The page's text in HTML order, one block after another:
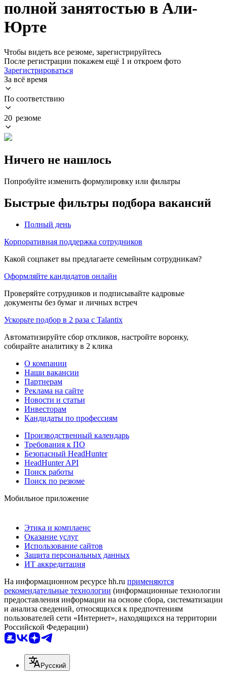
полной занятостью в Али-
Юрте
Чтобы видеть все резюме, зарегистрируйтесь
После регистрации покажем ещё 1 и откроем фото
Зарегистрироваться
За всё время
По соответствию
20 резюме
Ничего не нашлось
Попробуйте изменить формулировку или фильтры
Быстрые фильтры подбора вакансий
Полный день
Корпоративная поддержка сотрудников
Какой соцпакет вы предлагаете семейным сотрудникам?
Оформляйте кандидатов онлайн
Проверяйте сотрудников и подписывайте кадровые
документы без бумаг и личных встреч
Ускорьте подбор в 2 раза с Talantix
Автоматизируйте сбор откликов, настройте воронку,
собирайте аналитику в 2 клика
О компании
Наши вакансии
Партнерам
Реклама на сайте
Новости и статьи
Инвесторам
Кандидаты по профессиям
Производственный календарь
Требования к ПО
Безопасный HeadHunter
HeadHunter API
Поиск работы
Поиск по резюме
Мобильное приложение
Этика и комплаенс
Оказание услуг
Использование сайтов
Защита персональных данных
ИТ аккредитация
На информационном ресурсе hh.ru применяются
рекомендательные технологии (информационные технологии
предоставления информации на основе сбора, систематизации
и анализа сведений, относящихся к предпочтениям
пользователей сети «Интернет», находящихся на территории
Российской Федерации)
Русский